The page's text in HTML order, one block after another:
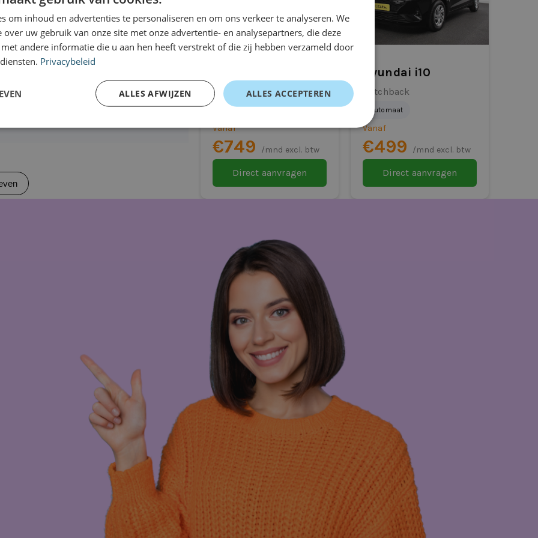
afhankelijk)
is voor jou
is, bijvoorbeeld bij woon-werkfase,
Je rijdt zonder langdurige
wanneer je situatie verandert. Zo blijft
Hatchback
Automaat
Vanaf
€749 /mnd excl. btw
Direct aanvragen
Hyundai i10
Hatchback
Automaat
Vanaf
€499 /mnd excl. btw
Direct aanvragen
om inhoud en advertenties te personaliseren en om ons verkeer te analyseren. We
uw gebruik van onze site met onze advertentie- en analysepartners, die deze
andere informatie die u aan hen heeft verstrekt of die zij hebben verzameld door
Privacybeleid
ALLES ACCEPTEREN
ALLES AFWIJZEN